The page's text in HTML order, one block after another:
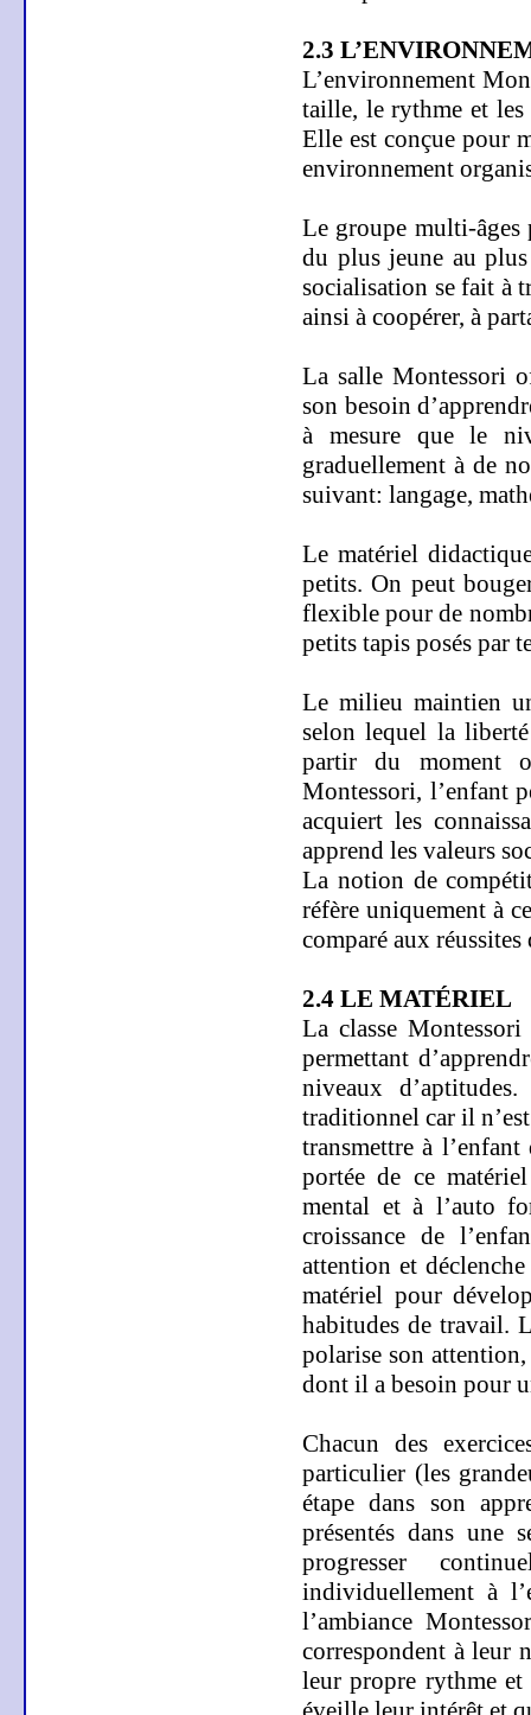
2.3
L’environnement
taille, le rythme et les
Elle est conçue pour
environnement
Le groupe multi-âges
du plus jeune au
socialisation se fait à
ainsi à coopérer, à
La salle Montessori
son besoin
à mesure que le
graduellement à de
suivant: langage,
Le matériel
petits. On peut
flexible pour de
petits tapis posés par
Le milieu maintien
selon lequel la
partir du moment
Montessori, l’enfant
acquiert les
apprend les valeurs
La notion de
réfère uniquement à
comparé aux réussites
2.4 LE MATÉRIEL
La classe Montessori
permettant
niveaux
traditionnel car il
transmettre à
portée de ce
mental et à l’auto
croissance de
attention et
matériel pour
habitudes de travail.
polarise son
dont il a besoin pour
Chacun des
particulier (les
étape dans son
présentés dans une
progresser
individuellement à
l’ambiance
correspondent à leur
leur propre rythme et